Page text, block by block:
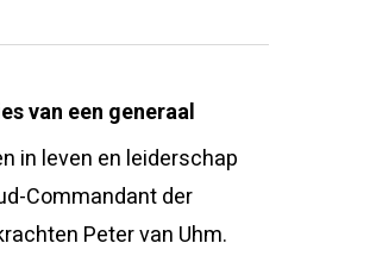
van een generaal
in leven en leiderschap
Commandant der
Peter van Uhm.